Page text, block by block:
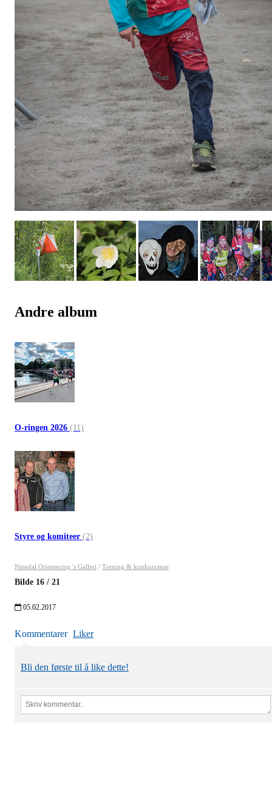
Andre album
O-ringen 2026 (11)
Styre og komiteer (2)
Nittedal Orientering 's Galleri / Trening & konkurranse
Bilde 16 / 21
05.02.2017
Kommentarer Liker
Bli den første til å like dette!